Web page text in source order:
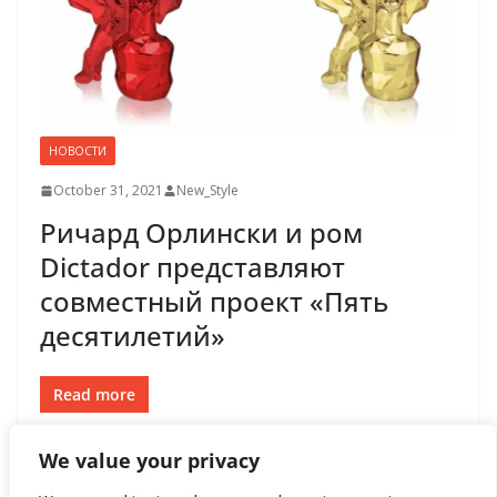
We value your privacy
НОВОСТИ
October 31, 2021 New_Style
Ричард Орлински и ром
Dictador представляют
совместный проект «Пять
десятилетий»
Read more